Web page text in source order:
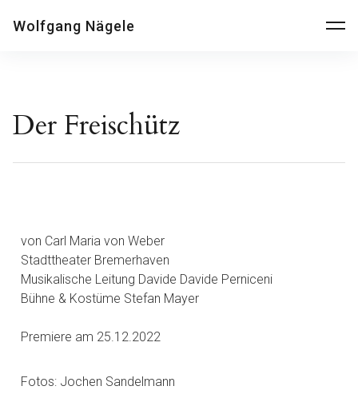
Wolfgang Nägele
Der Freischütz
von Carl Maria von Weber
Stadttheater Bremerhaven
Musikalische Leitung Davide Davide Perniceni
Bühne & Kostüme Stefan Mayer
Premiere am 25.12.2022
Fotos: Jochen Sandelmann